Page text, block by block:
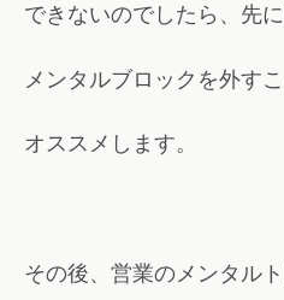
できないのでしたら、先
メンタルブロックを外す
オススメします。
その後、営業のメンタル